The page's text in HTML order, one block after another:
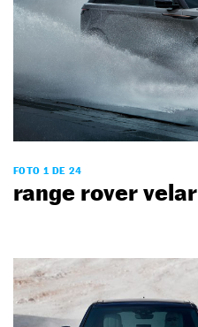
FOTO 1 DE 24
range rover velar